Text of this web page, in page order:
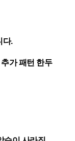
다.
가 패턴 한두